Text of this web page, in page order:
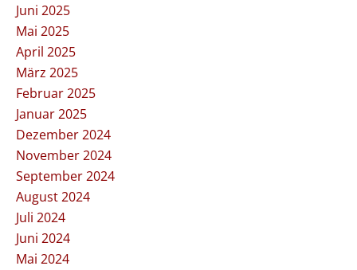
Juni 2025
Mai 2025
April 2025
März 2025
Februar 2025
Januar 2025
Dezember 2024
November 2024
September 2024
August 2024
Juli 2024
Juni 2024
Mai 2024